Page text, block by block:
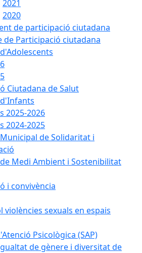
2021
2020
de participació ciutadana
de Participació ciutadana
Ciutadana de Salut
2025-2026
2024-2025
de Solidaritat i
Medi Ambient i Sostenibilitat
i convivència
violències sexuals en espais
Psicològica (SAP)
de gènere i diversitat de